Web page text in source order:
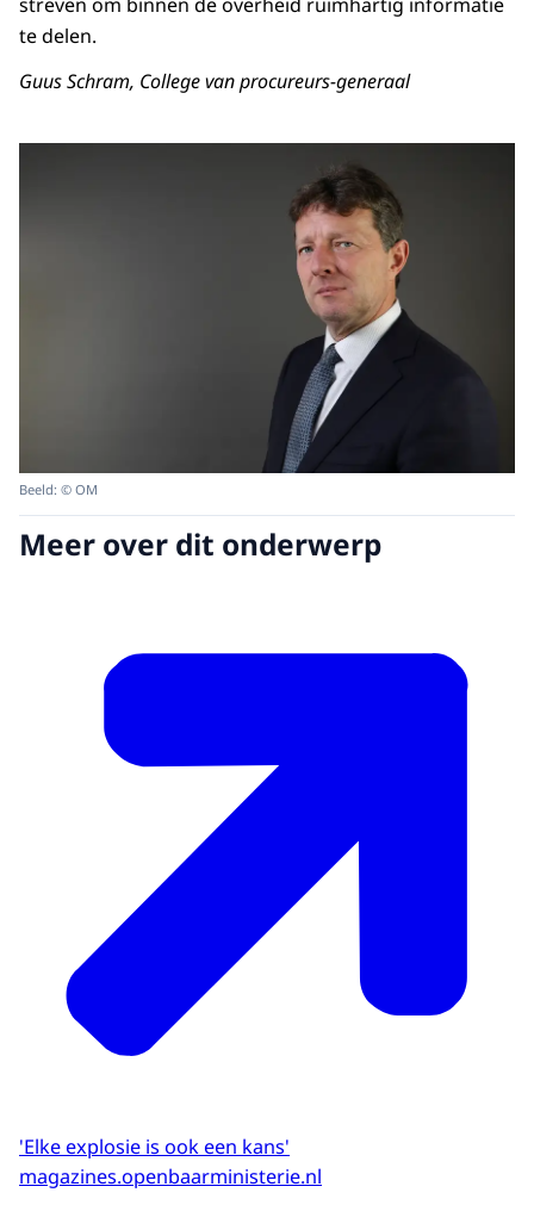
streven om binnen de overheid ruimhartig informatie
te delen.
Guus Schram, College van procureurs-generaal
Beeld: © OM
Meer over dit onderwerp
'Elke explosie is ook een kans'
magazines.openbaarministerie.nl